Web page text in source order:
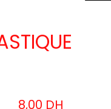
8,00 DH